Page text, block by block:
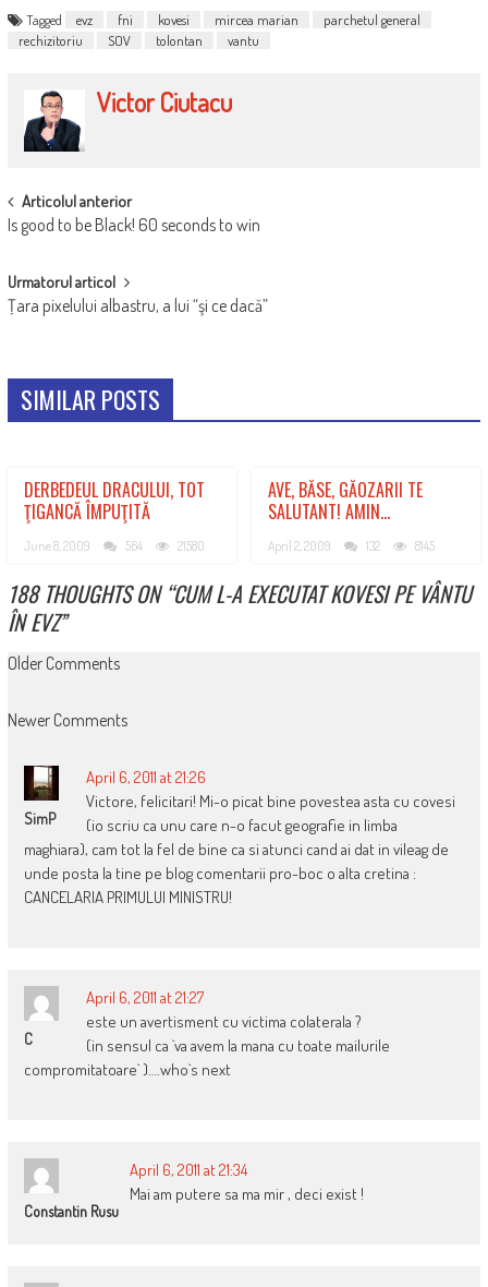
Tagged evz fni kovesi mircea marian
parchetul general
rechizitoriu
SOV tolontan vantu
Victor Ciutacu
POST
NAVIGATION
Articolul anterior
Is good to be Black! 60 seconds to win
Urmatorul articol
Ţara pixelului albastru, a lui “şi ce dacă”
SIMILAR POSTS
DERBEDEUL DRACULUI, TOT
ŢIGANCĂ ÎMPUŢITĂ
June 8, 2009 564 21580
AVE, BĂSE, GĂOZARII TE
SALUTANT! AMIN…
April 2, 2009 132 8145
188 THOUGHTS ON “CUM L-A EXECUTAT KOVESI PE VÂNTU
ÎN EVZ”
COMMENT
Older Comments
Newer Comments
SimP
April 6, 2011 at 21:26
Victore, felicitari! Mi-o picat bine povestea asta cu covesi
(io scriu ca unu care n-o facut geografie in limba
maghiara), cam tot la fel de bine ca si atunci cand ai dat in vileag de
unde posta la tine pe blog comentarii pro-boc o alta cretina :
CANCELARIA PRIMULUI MINISTRU!
C
April 6, 2011 at 21:27
este un avertisment cu victima colaterala ?
(in sensul ca `va avem la mana cu toate mailurile
compromitatoare` )….who`s next
Constantin Rusu
April 6, 2011 at 21:34
Mai am putere sa ma mir , deci exist !